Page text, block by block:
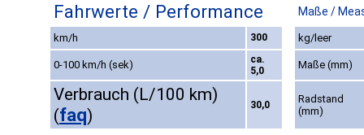
Fahrwerte / Performance Maße /
km/h 300 kg/leer
0-100 km/h (sek)
ca.
5,0
Maße (mm)
Verbrauch (L/100 km)
(faq)
30,0
Radstand
(mm)